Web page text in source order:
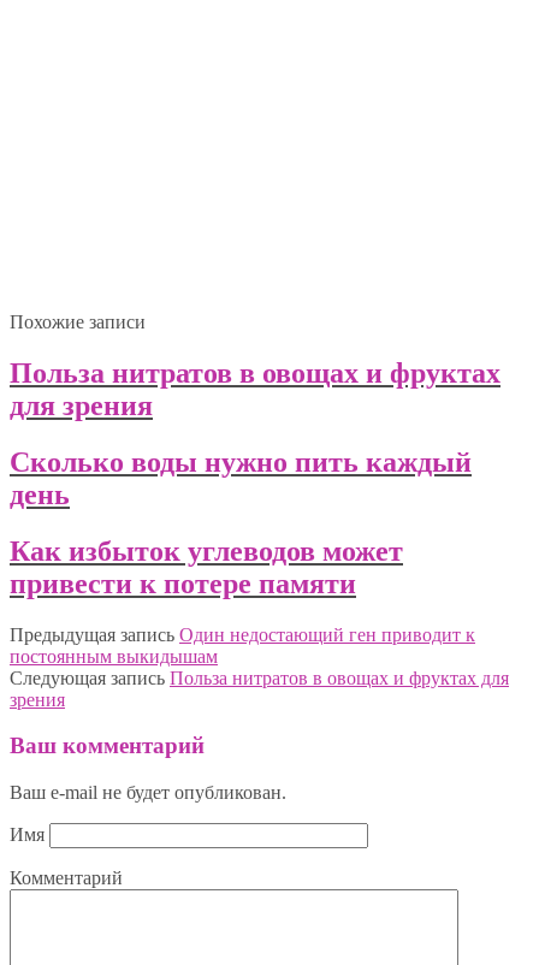
Похожие записи
Польза нитратов в овощах и фруктах
для зрения
Сколько воды нужно пить каждый
день
Как избыток углеводов может
привести к потере памяти
Предыдущая запись Один недостающий ген приводит к
постоянным выкидышам
Следующая запись Польза нитратов в овощах и фруктах для
зрения
Ваш комментарий
Ваш e-mail не будет опубликован.
Имя
Комментарий